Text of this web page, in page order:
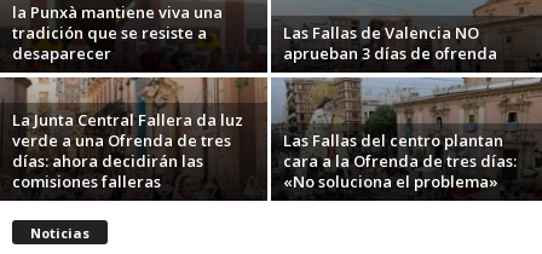
la Punxà mantiene viva una
tradición que se resiste a
desaparecer
Las Fallas de Valencia NO
aprueban 3 días de ofrenda
La Junta Central Fallera da luz
verde a una Ofrenda de tres
días: ahora decidirán las
comisiones falleras
Las Fallas del centro plantan
cara a la Ofrenda de tres días:
«No soluciona el problema»
Noticias